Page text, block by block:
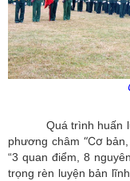
Quá trình huấn
phương châm “Cơbản,
“3 quan điểm, 8
trọng rèn luyện bản